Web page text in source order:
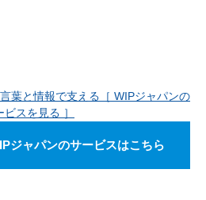
葉と情報で支える［ WIPジャパンの
ビスを見る ］
ジャパンのサービスはこちら